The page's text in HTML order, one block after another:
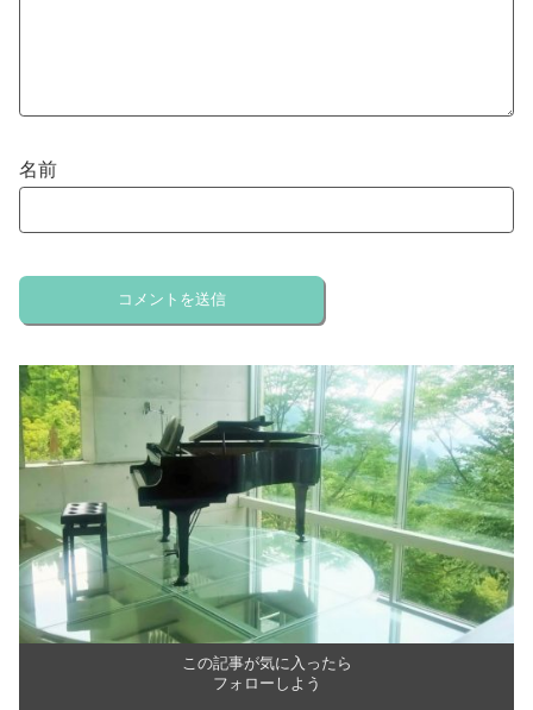
名前
この記事が気に入ったら
フォローしよう